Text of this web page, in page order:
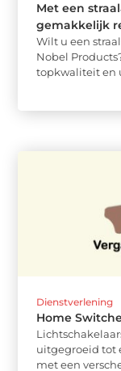
Met een
gemakkelijk
Wilt u een
Nobel
topkwaliteit en
Dienstverlening
Home
uitgegroeid tot
met een